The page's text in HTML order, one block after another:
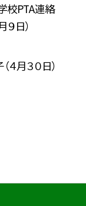
校PTA連絡
日）
４月３０日）